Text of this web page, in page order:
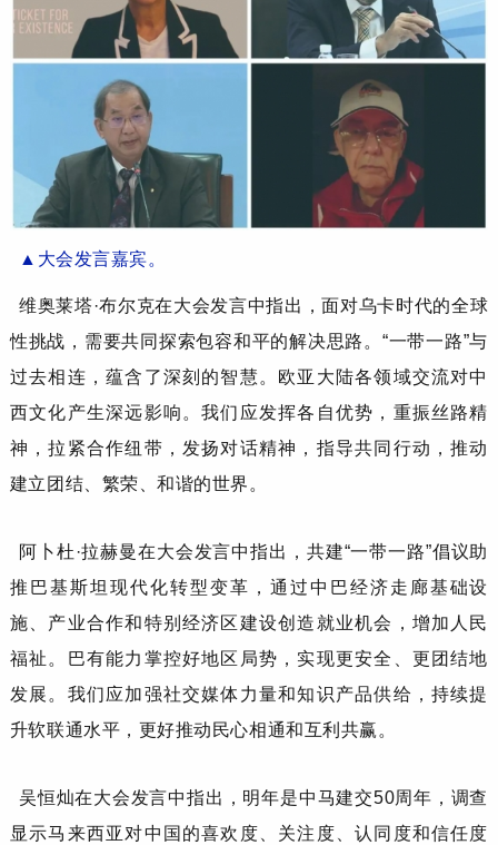
▲ 大会发言嘉宾。
维奥莱塔·布尔克在大会发言中指出，面对乌卡时代的全球
性挑战，需要共同探索包容和平的解决思路。 “一带一路”与
过去相连，蕴含了深刻的智慧。欧亚大陆各领域交流对中
西文化产生深远影响。我们应发挥各自优势，重振丝路精
神，拉紧合作纽带，发扬对话精神，指导共同行动，推动
建立团结、繁荣、和谐的世界。
阿卜杜 ·拉赫曼在大会发言中指出， 共建“一带一路”倡议助
推巴基斯坦现代化转型变革，通过中巴经济走廊基础设
施、产业合作和特别经济区建设创造就业机会，增加人民
福祉。巴有能力掌控好地区局势，实现更安全、更团结地
发展。我们应加强社交媒体力量和知识产品供给，持续提
升软联通水平，更好推动民心相通和互利共赢。
吴恒灿在大会发言中指出，明年是中马建交50周年，调查
显示马来西亚对中国的喜欢度、关注度、认同度和信任度